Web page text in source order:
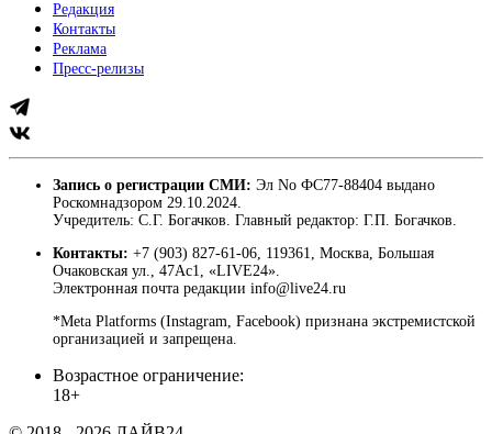
Редакция
Контакты
Реклама
Пресс-релизы
Запись о регистрации СМИ: Эл No ФС77-88404 выдано
Роскомнадзором 29.10.2024.
Учредитель: С.Г. Богачков. Главный редактор: Г.П. Богачков.
Контакты: +7 (903) 827-61-06, 119361, Москва, Большая
Очаковская ул., 47Ас1, «LIVE24».
Электронная почта редакции info@live24.ru
*Meta Platforms (Instagram, Facebook) признана экстремистской
организацией и запрещена.
Возрастное ограничение:
18+